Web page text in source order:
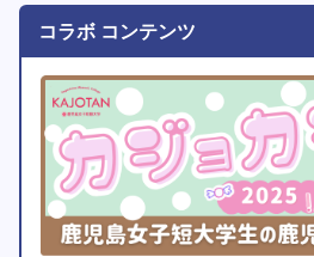
コラボ コンテンツ